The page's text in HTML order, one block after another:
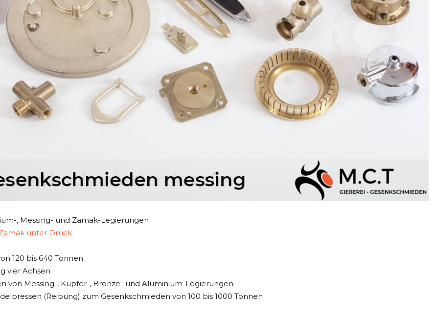
, Messing- und Zamak-Legierungen
unter Druck
120 bis 640 Tonnen
vier Achsen
von Messing-, Kupfer-, Bronze- und Aluminium-Legierungen
(Reibung) zum Gesenkschmieden von 100 bis 1000 Tonnen